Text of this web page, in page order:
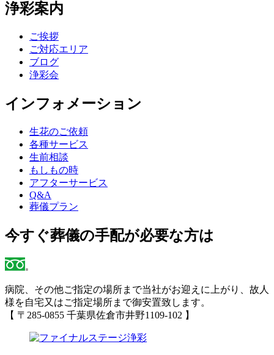
浄彩案内
ご挨拶
ご対応エリア
ブログ
浄彩会
インフォメーション
生花のご依頼
各種サービス
生前相談
もしもの時
アフターサービス
Q&A
葬儀プラン
今すぐ葬儀の手配が必要な方は
病院、その他ご指定の場所まで当社がお迎えに上がり、故人
様を自宅又はご指定場所まで御安置致します。
【 〒285-0855 千葉県佐倉市井野1109-102 】